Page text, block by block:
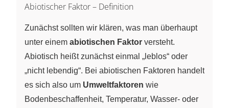
Abiotischer Faktor – Definition
Zunächst sollten wir klären, was man überhaupt
unter einem abiotischen Faktor versteht.
Abiotisch heißt zunächst einmal „leblos“ oder
„nicht lebendig“. Bei abiotischen Faktoren handelt
es sich also um Umweltfaktoren wie
Bodenbeschaffenheit, Temperatur, Wasser- oder